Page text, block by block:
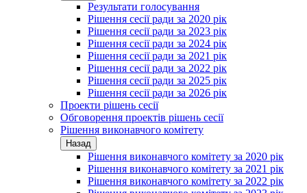
Результати голосування
Рішення сесії ради за 2020 рік
Рішення сесії ради за 2023 рік
Рішення сесії ради за 2024 рік
Рішення сесії ради за 2021 рік
Рішення сесії ради за 2022 рік
Рішення сесії ради за 2025 рік
Рішення сесії ради за 2026 рік
Проекти рішень сесії
Обговорення проектів рішень сесії
Рішення виконавчого комітету
Назад
Рішення виконавчого комітету за 2020 рік
Рішення виконавчого комітету за 2021 рік
Рішення виконавчого комітету за 2022 рік